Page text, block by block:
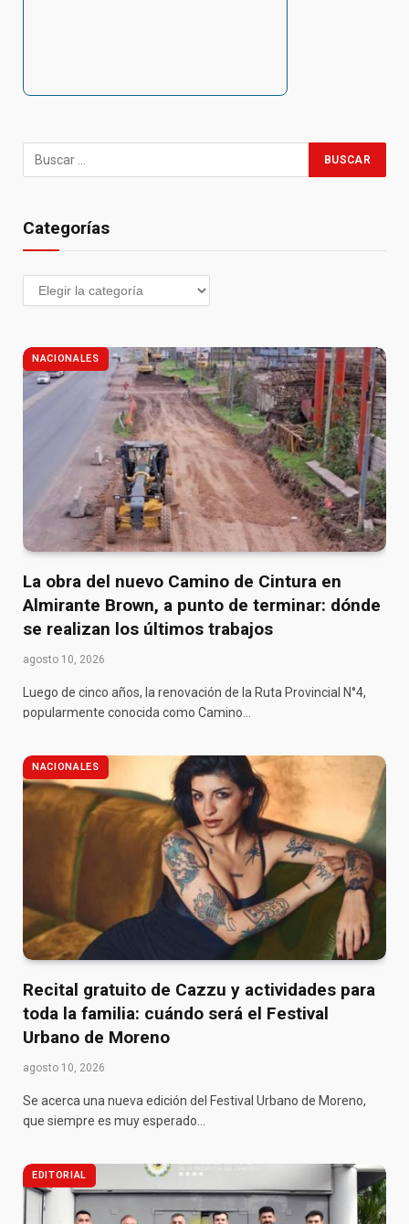
Categorías
NACIONALES
La obra del nuevo Camino de Cintura en
Almirante Brown, a punto de terminar: dónde
se realizan los últimos trabajos
agosto 10, 2026
Luego de cinco años, la renovación de la Ruta Provincial N°4,
popularmente conocida como Camino…
NACIONALES
Recital gratuito de Cazzu y actividades para
toda la familia: cuándo será el Festival
Urbano de Moreno
agosto 10, 2026
Se acerca una nueva edición del Festival Urbano de Moreno,
que siempre es muy esperado…
EDITORIAL